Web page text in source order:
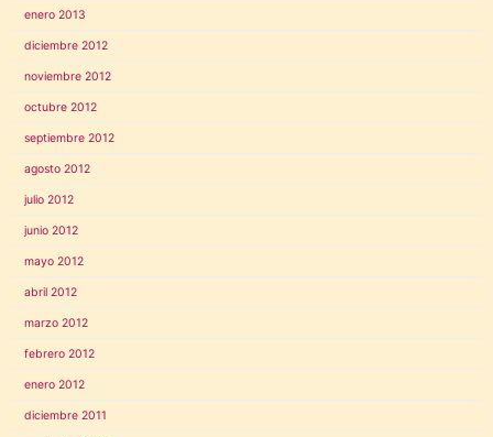
enero 2013
diciembre 2012
noviembre 2012
octubre 2012
septiembre 2012
agosto 2012
julio 2012
junio 2012
mayo 2012
abril 2012
marzo 2012
febrero 2012
enero 2012
diciembre 2011